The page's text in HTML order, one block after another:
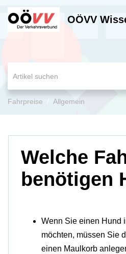
OÖVV
Fahrpreise Allgemein
Welche
benötigen
Wenn Sie einen Hund
möchten, müssen Sie
einen Maulkorb